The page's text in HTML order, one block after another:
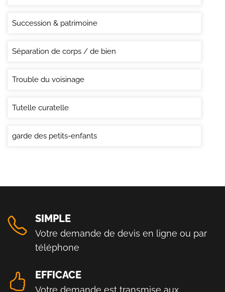
Succession & patrimoine
Séparation de corps / de bien
Trouble du voisinage
Tutelle curatelle
garde des petits-enfants
SIMPLE
Votre demande de devis en ligne ou par
téléphone
EFFICACE
Votre demande est transmise aux